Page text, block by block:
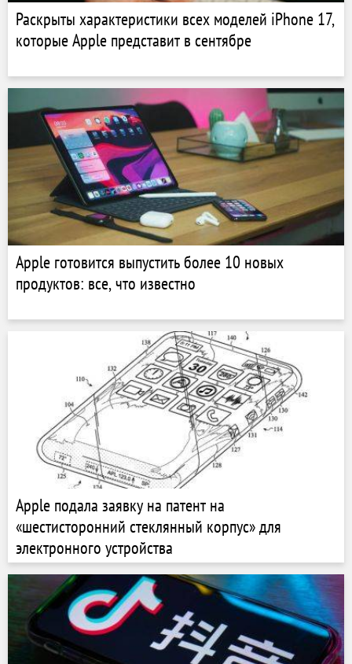
Раскрыты характеристики всех моделей iPhone 17,
которые Apple представит в сентябре
Apple готовится выпустить более 10 новых
продуктов: все, что известно
Apple подала заявку на патент на
«шестисторонний стеклянный корпус» для
электронного устройства